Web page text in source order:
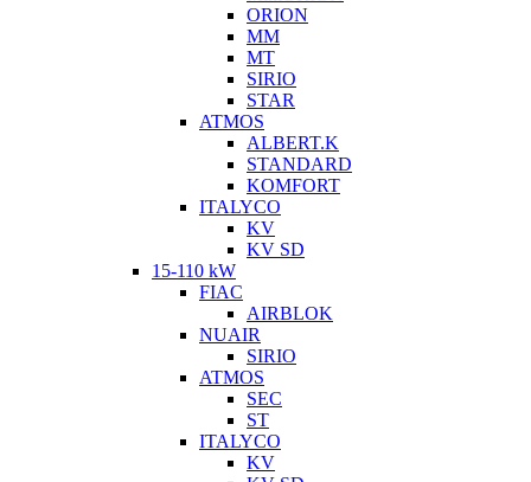
ORION
MM
MT
SIRIO
STAR
ATMOS
ALBERT.K
STANDARD
KOMFORT
ITALYCO
KV
KV SD
15-110 kW
FIAC
AIRBLOK
NUAIR
SIRIO
ATMOS
SEC
ST
ITALYCO
KV